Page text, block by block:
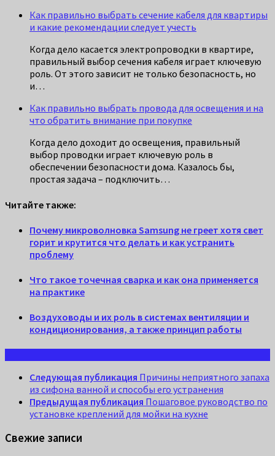
Как правильно выбрать сечение кабеля для квартиры
и какие рекомендации следует учесть
Когда дело касается электропроводки в квартире,
правильный выбор сечения кабеля играет ключевую
роль. От этого зависит не только безопасность, но
и…
Как правильно выбрать провода для освещения и на
что обратить внимание при покупке
Когда дело доходит до освещения, правильный
выбор проводки играет ключевую роль в
обеспечении безопасности дома. Казалось бы,
простая задача – подключить…
Читайте также:
Почему микроволновка Samsung не греет хотя свет
горит и крутится что делать и как устранить
проблему
Что такое точечная сварка и как она применяется
на практике
Воздуховоды и их роль в системах вентиляции и
кондиционирования, а также принцип работы
Следующая публикация Причины неприятного запаха
из сифона ванной и способы его устранения
Предыдущая публикация Пошаговое руководство по
установке креплений для мойки на кухне
Свежие записи